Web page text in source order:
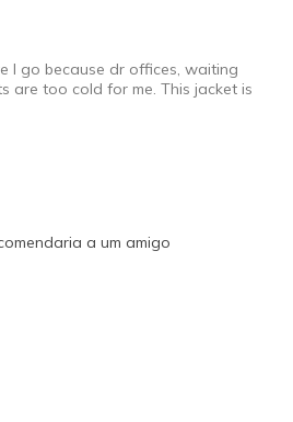
I go because dr offices, waiting
are too cold for me. This jacket is
a um amigo